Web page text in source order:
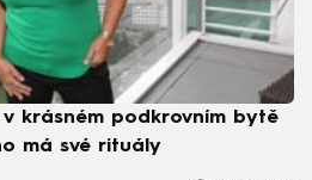
krásném podkrovním bytě
má své rituály